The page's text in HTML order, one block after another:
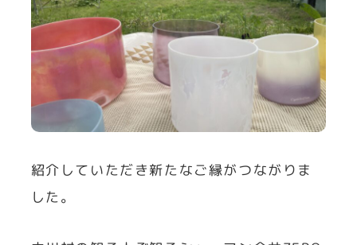
紹介していただき新たなご縁がつながりま
した。